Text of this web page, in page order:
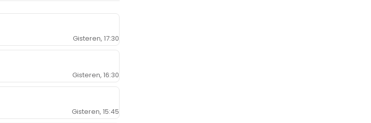
Gisteren, 17:30
Gisteren, 16:30
Gisteren, 15:45